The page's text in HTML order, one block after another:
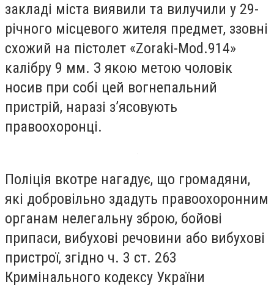
закладі міста виявили та вилучили у 29-
річного місцевого жителя предмет, ззовні
схожий на пістолет «Zoraki-Mod.914»
калібру 9 мм. З якою метою чоловік
носив при собі цей вогнепальний
пристрій, наразі з’ясовують
правоохоронці.
Поліція вкотре нагадує, що громадяни,
які добровільно здадуть правоохоронним
органам нелегальну зброю, бойові
припаси, вибухові речовини або вибухові
пристрої, згідно ч. 3 ст. 263
Кримінального кодексу України